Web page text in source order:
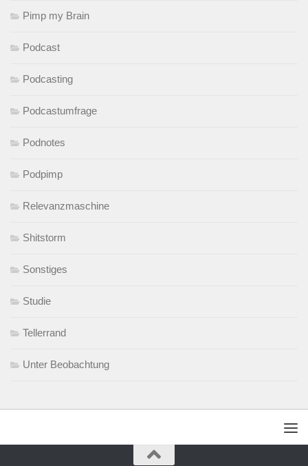
Pimp my Brain
Podcast
Podcasting
Podcastumfrage
Podnotes
Podpimp
Relevanzmaschine
Shitstorm
Sonstiges
Studie
Tellerrand
Unter Beobachtung